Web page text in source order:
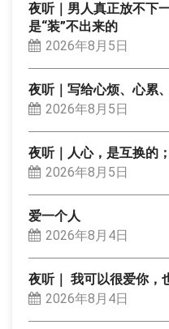
夜听｜男人真正放不下
是“装”不出来的
2026年8月5日
夜听｜写给心烦、心累
2026年8月5日
夜听｜人心，是互换的
2026年8月5日
爱一个人
2026年8月4日
夜听｜ 我可以很爱你，
2026年8月4日